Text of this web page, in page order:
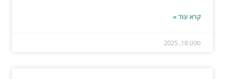
קרא עוד »
ספט 18, 2025